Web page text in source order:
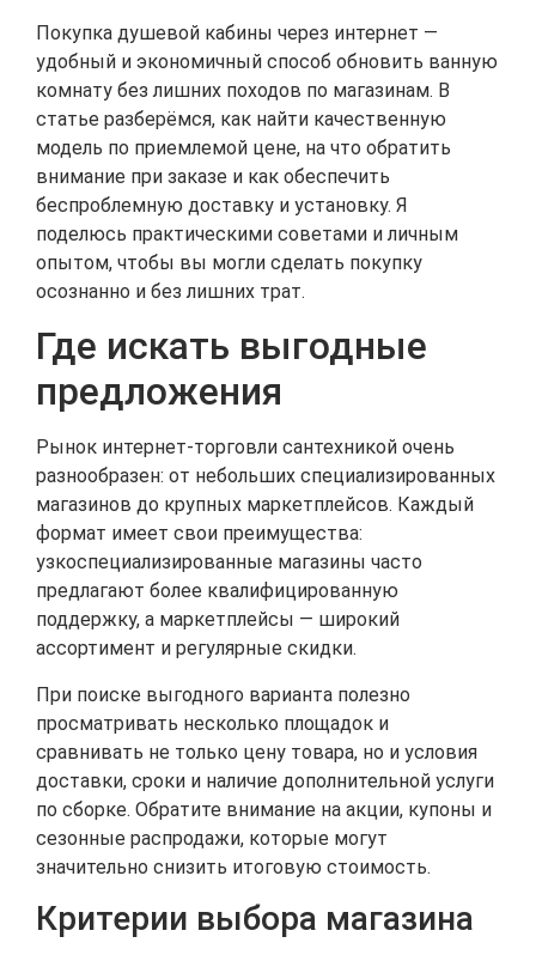
Покупка душевой кабины через интернет —
удобный и экономичный способ обновить ванную
комнату без лишних походов по магазинам. В
статье разберёмся, как найти качественную
модель по приемлемой цене, на что обратить
внимание при заказе и как обеспечить
беспроблемную доставку и установку. Я
поделюсь практическими советами и личным
опытом, чтобы вы могли сделать покупку
осознанно и без лишних трат.
Где искать выгодные
предложения
Рынок интернет‑торговли сантехникой очень
разнообразен: от небольших специализированных
магазинов до крупных маркетплейсов. Каждый
формат имеет свои преимущества:
узкоспециализированные магазины часто
предлагают более квалифицированную
поддержку, а маркетплейсы — широкий
ассортимент и регулярные скидки.
При поиске выгодного варианта полезно
просматривать несколько площадок и
сравнивать не только цену товара, но и условия
доставки, сроки и наличие дополнительной услуги
по сборке. Обратите внимание на акции, купоны и
сезонные распродажи, которые могут
значительно снизить итоговую стоимость.
Критерии выбора магазина